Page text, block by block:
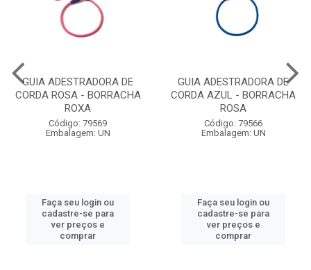
GUIA ADESTRADORA DE
CORDA ROSA - BORRACHA
ROXA
Código: 79569
Embalagem: UN
Faça seu login ou
cadastre-se para
ver preços e
comprar
GUIA ADESTRADORA DE
CORDA AZUL - BORRACHA
ROSA
Código: 79566
Embalagem: UN
Faça seu login ou
cadastre-se para
ver preços e
comprar